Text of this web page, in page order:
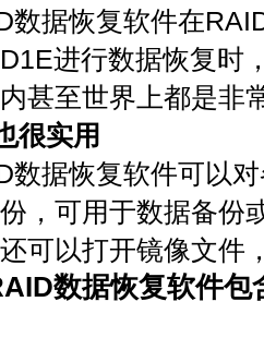
数据恢复软件在
进行数据恢复时
甚至世界上都是非
很实用
据恢复软件可以
，可用于数据备份
可以打开镜像文件
数据恢复软件包